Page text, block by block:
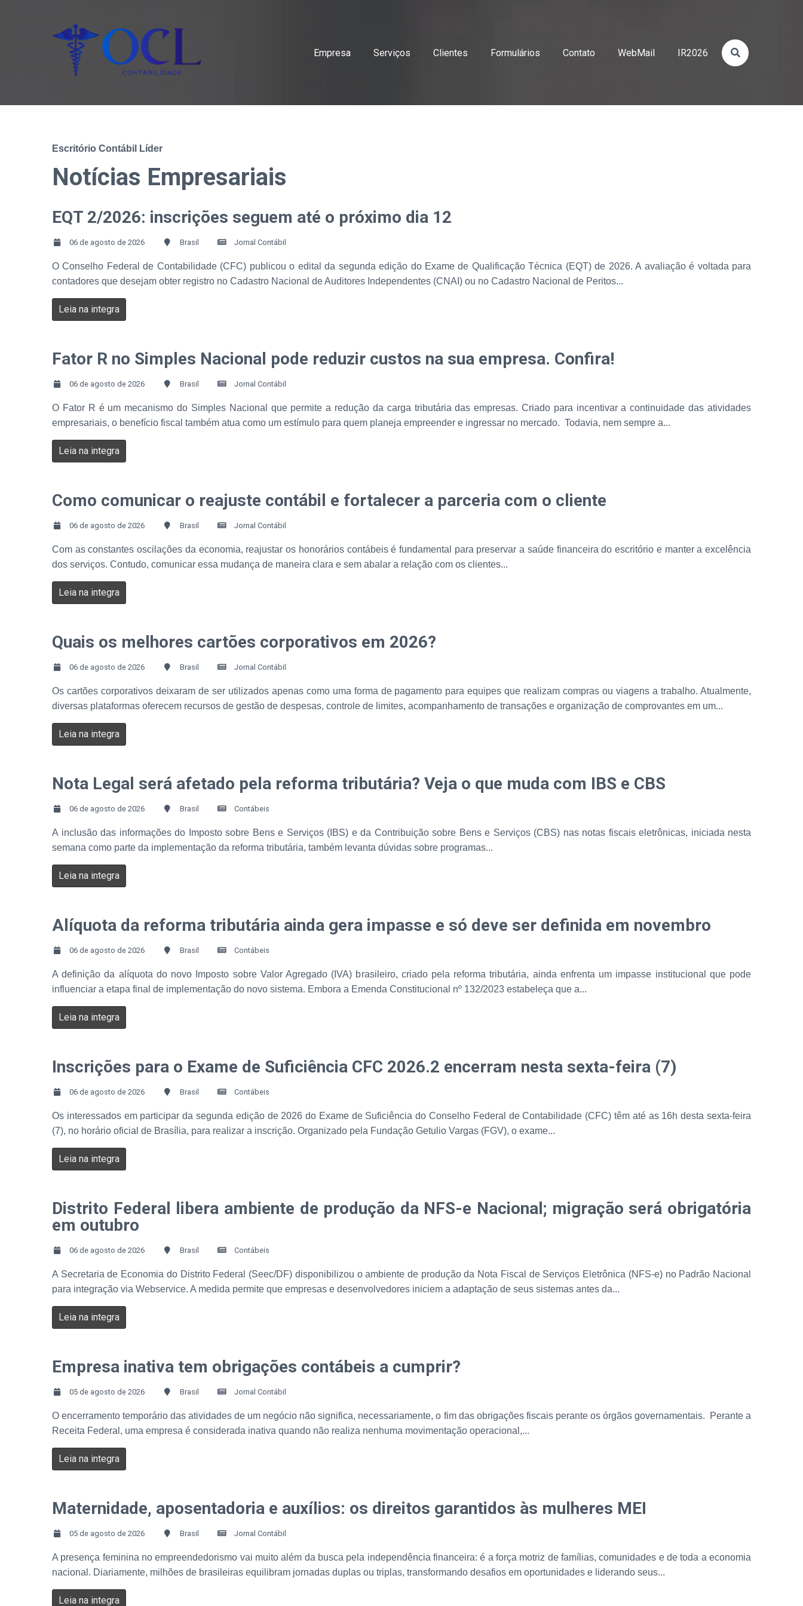
Empresa Serviços Clientes Formulários Contato WebMail IR2026
Escritório Contábil Líder
Notícias Empresariais
EQT 2/2026: inscrições seguem até o próximo dia 12
06 de agosto de 2026 Brasil Jornal Contábil
O Conselho Federal de Contabilidade (CFC) publicou o edital da segunda edição do Exame de Qualificação Técnica (EQT) de 2026. A avaliação é voltada para
contadores que desejam obter registro no Cadastro Nacional de Auditores Independentes (CNAI) ou no Cadastro Nacional de Peritos...
Leia na integra
Fator R no Simples Nacional pode reduzir custos na sua empresa. Confira!
06 de agosto de 2026 Brasil Jornal Contábil
O Fator R é um mecanismo do Simples Nacional que permite a redução da carga tributária das empresas. Criado para incentivar a continuidade das atividades
empresariais, o benefício fiscal também atua como um estímulo para quem planeja empreender e ingressar no mercado. Todavia, nem sempre a...
Leia na integra
Como comunicar o reajuste contábil e fortalecer a parceria com o cliente
06 de agosto de 2026 Brasil Jornal Contábil
Com as constantes oscilações da economia, reajustar os honorários contábeis é fundamental para preservar a saúde financeira do escritório e manter a excelência
dos serviços. Contudo, comunicar essa mudança de maneira clara e sem abalar a relação com os clientes...
Leia na integra
Quais os melhores cartões corporativos em 2026?
06 de agosto de 2026 Brasil Jornal Contábil
Os cartões corporativos deixaram de ser utilizados apenas como uma forma de pagamento para equipes que realizam compras ou viagens a trabalho. Atualmente,
diversas plataformas oferecem recursos de gestão de despesas, controle de limites, acompanhamento de transações e organização de comprovantes em um...
Leia na integra
Nota Legal será afetado pela reforma tributária? Veja o que muda com IBS e CBS
06 de agosto de 2026 Brasil Contábeis
A inclusão das informações do Imposto sobre Bens e Serviços (IBS) e da Contribuição sobre Bens e Serviços (CBS) nas notas fiscais eletrônicas, iniciada nesta
semana como parte da implementação da reforma tributária, também levanta dúvidas sobre programas...
Leia na integra
Alíquota da reforma tributária ainda gera impasse e só deve ser definida em novembro
06 de agosto de 2026 Brasil Contábeis
A definição da alíquota do novo Imposto sobre Valor Agregado (IVA) brasileiro, criado pela reforma tributária, ainda enfrenta um impasse institucional que pode
influenciar a etapa final de implementação do novo sistema. Embora a Emenda Constitucional nº 132/2023 estabeleça que a...
Leia na integra
Inscrições para o Exame de Suficiência CFC 2026.2 encerram nesta sexta-feira (7)
06 de agosto de 2026 Brasil Contábeis
Os interessados em participar da segunda edição de 2026 do Exame de Suficiência do Conselho Federal de Contabilidade (CFC) têm até as 16h desta sexta-feira
(7), no horário oficial de Brasília, para realizar a inscrição. Organizado pela Fundação Getulio Vargas (FGV), o exame...
Leia na integra
Distrito Federal libera ambiente de produção da NFS-e Nacional; migração será obrigatória
em outubro
06 de agosto de 2026 Brasil Contábeis
A Secretaria de Economia do Distrito Federal (Seec/DF) disponibilizou o ambiente de produção da Nota Fiscal de Serviços Eletrônica (NFS-e) no Padrão Nacional
para integração via Webservice. A medida permite que empresas e desenvolvedores iniciem a adaptação de seus sistemas antes da...
Leia na integra
Empresa inativa tem obrigações contábeis a cumprir?
05 de agosto de 2026 Brasil Jornal Contábil
O encerramento temporário das atividades de um negócio não significa, necessariamente, o fim das obrigações fiscais perante os órgãos governamentais. Perante a
Receita Federal, uma empresa é considerada inativa quando não realiza nenhuma movimentação operacional,...
Leia na integra
Maternidade, aposentadoria e auxílios: os direitos garantidos às mulheres MEI
05 de agosto de 2026 Brasil Jornal Contábil
A presença feminina no empreendedorismo vai muito além da busca pela independência financeira: é a força motriz de famílias, comunidades e de toda a economia
nacional. Diariamente, milhões de brasileiras equilibram jornadas duplas ou triplas, transformando desafios em oportunidades e liderando seus...
Leia na integra